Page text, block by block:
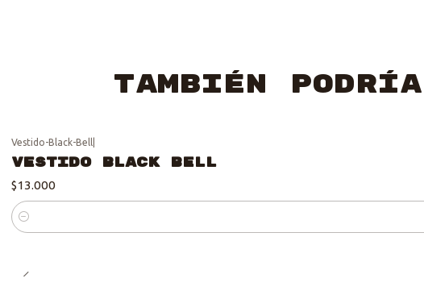
También
Vestido-Black-Bell
Vestido Black Bell
$13.000
Cantidad